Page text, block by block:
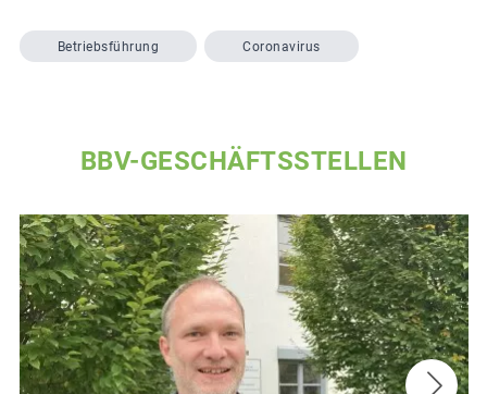
Betriebsführung Coronavirus
BBV-GESCHÄFTSSTELLEN